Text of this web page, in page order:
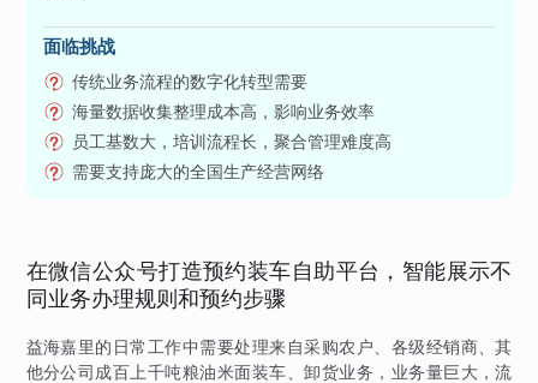
面临挑战
传统业务流程的数字化转型需要
海量数据收集整理成本高，影响业务效率
员工基数大，培训流程长，聚合管理难度高
需要支持庞大的全国生产经营网络
在微信公众号打造预约装车自助平台，智能展示不
同业务办理规则和预约步骤
益海嘉里的日常工作中需要处理来自采购农户、各级经销商、其
他分公司成百上千吨粮油米面装车、卸货业务，业务量巨大，流